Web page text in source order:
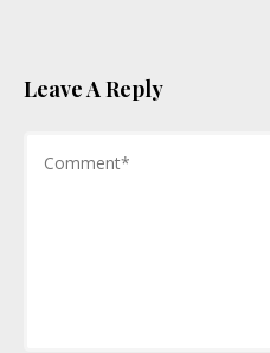
Leave A Reply